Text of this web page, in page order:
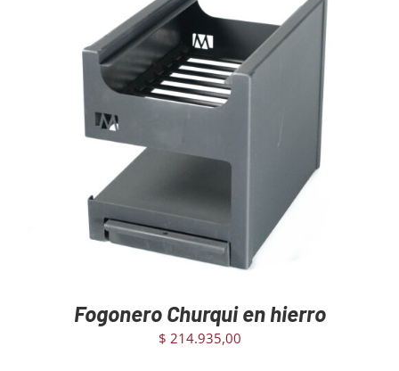
AGREGAR AL CARRITO
Fogonero Churqui en hierro
$ 214.935,00